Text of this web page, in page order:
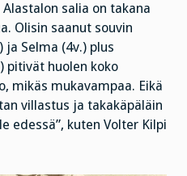
salia on takana
Olisin saanut souvin
ja Selma (4v.) plus
pitivät huolen koko
mikäs mukavampaa. Eikä
villastus ja takakäpäläin
edessä”, kuten Volter Kilpi